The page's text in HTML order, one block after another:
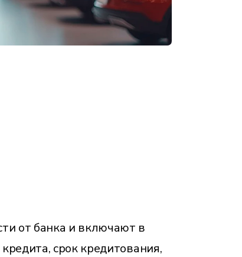
от банка и включают в
срок кредитования,